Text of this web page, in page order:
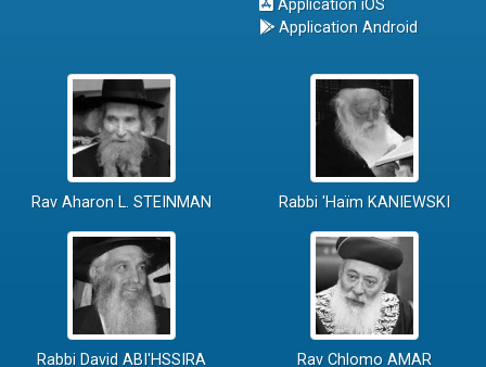
Application iOS
Application Android
Rav Aharon L. STEINMAN Rabbi 'Haïm KANIEWSKI
Rabbi David ABI'HSSIRA Rav Chlomo AMAR